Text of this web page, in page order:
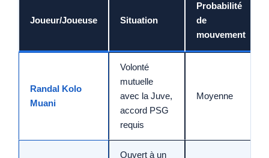
Joueur/Joueuse Situation
Probabilité
de
mouvement
Randal Kolo
Muani
Volonté
mutuelle
avec la Juve,
accord PSG
requis
Moyenne
Ouvert à un